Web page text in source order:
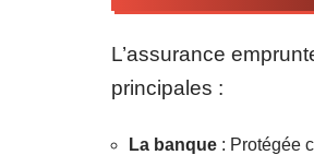
L’assurance
principales :
La banque : Protégée